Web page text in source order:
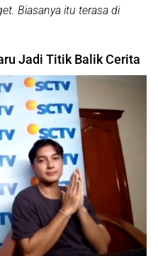
Biasanya itu terasa di
Jadi Titik Balik Cerita